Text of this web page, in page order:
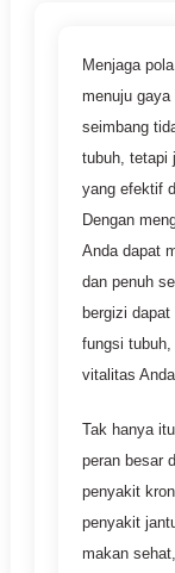
Menjaga
menuju
seimbang
tubuh, tetapi
yang efektif
Dengan
Anda dapat
dan penuh
bergizi
fungsi
vitalitas Anda.
Tak hanya
peran besar
penyakit
penyakit
makan